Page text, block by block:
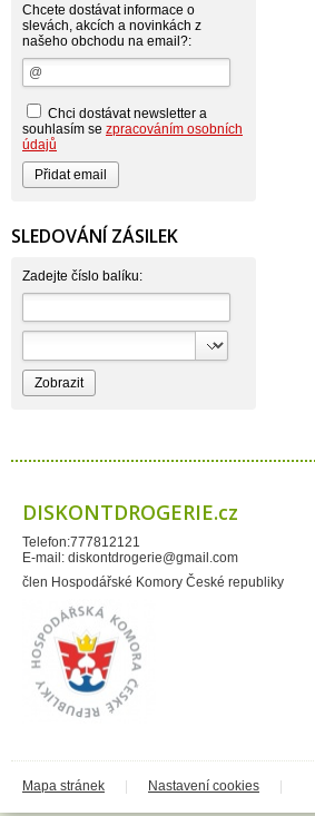
Atlantic
AutoMax Group
Axcentive
BaL
Bateria
Beauty Lille
Beiersdorf - Nivea
Bella
Benkor
BERGEN S. R. L.
Bettina Barty
Bio-repel
Bioclean
Biolit
BIOM s.r.o.
Bioprospect
Bispol
Blue Stratos
BlueSun
Bolton
BumusCare GmBh
Certex
Chante Clair
Chopa
ChupaChups
Claro
Cleanzy s.r.o.
Cleary Group Italy
Clovin Germany
Codaa
Colgate - Palmolive
Coty
Coyote
Dalli
Dalli - Werkge Germany
Chcete dostávat informace o
slevách, akcích a novinkách z
našeho obchodu na email?:
Chci dostávat newsletter a
souhlasím se zpracováním osobních
údajů
SLEDOVÁNÍ ZÁSILEK
Zadejte číslo balíku:
DISKONTDROGERIE.cz
Telefon:777812121
E-mail: diskontdrogerie@gmail.com
člen Hospodářské Komory České republiky
Mapa stránek Nastavení cookies